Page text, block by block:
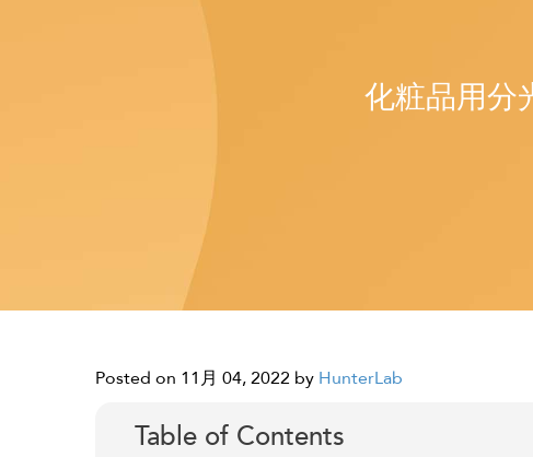
化粧品用分
Posted on 11月 04, 2022 by HunterLab
Table of Contents